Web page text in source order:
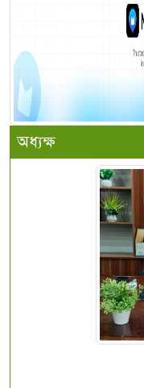
অধ্যক্ষ